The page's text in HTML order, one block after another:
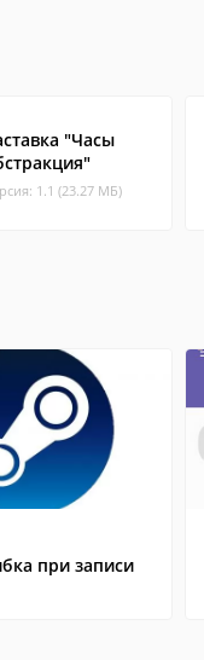
"Часы
1.1 (23.27 МБ)
при записи